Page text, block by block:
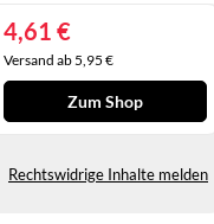
4,61 €
Versand ab 5,95 €
Zum Shop
Rechtswidrige Inhalte melden